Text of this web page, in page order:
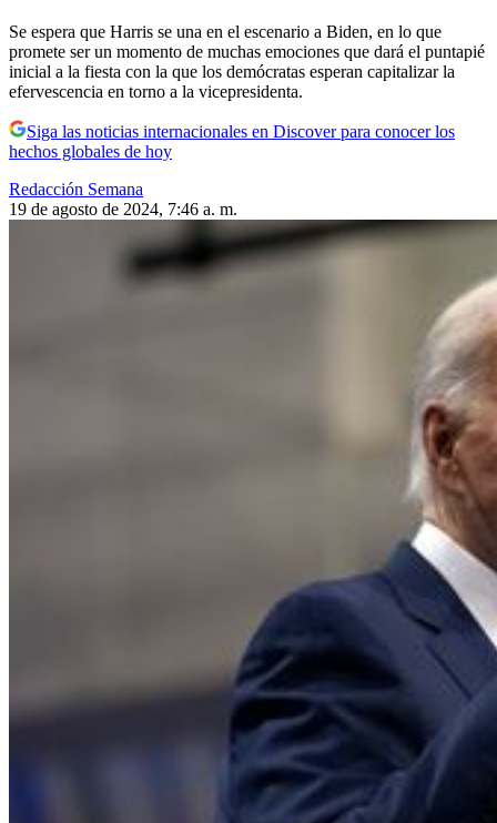
Se espera que Harris se una en el escenario a Biden, en lo que
promete ser un momento de muchas emociones que dará el puntapié
inicial a la fiesta con la que los demócratas esperan capitalizar la
efervescencia en torno a la vicepresidenta.
Siga las noticias internacionales en Discover para conocer los
hechos globales de hoy
Redacción Semana
19 de agosto de 2024, 7:46 a. m.